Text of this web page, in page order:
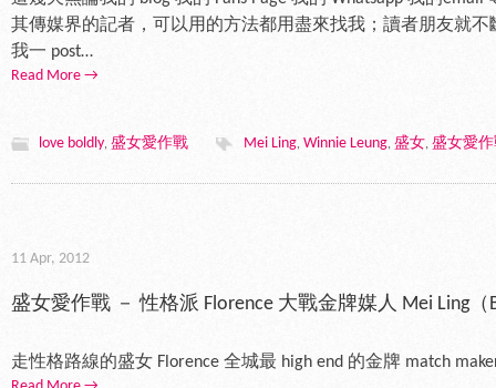
其傳媒界的記者，可以用的方法都用盡來找我；讀者朋友就
我一 post…
Read More →
love boldly, 盛女愛作戰 Mei Ling, Winnie Leung, 盛女, 盛女愛
11 Apr, 2012
盛女愛作戰 － 性格派 Florence 大戰金牌媒人 Mei Ling（
走性格路線的盛女 Florence 全城最 high end 的金牌 match